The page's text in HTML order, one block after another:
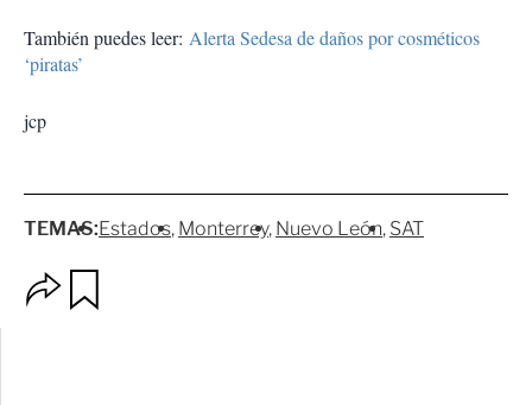
También puedes leer: Alerta Sedesa de daños por cosméticos
‘piratas’
jcp
TEMAS:Estados Monterrey Nuevo León SAT